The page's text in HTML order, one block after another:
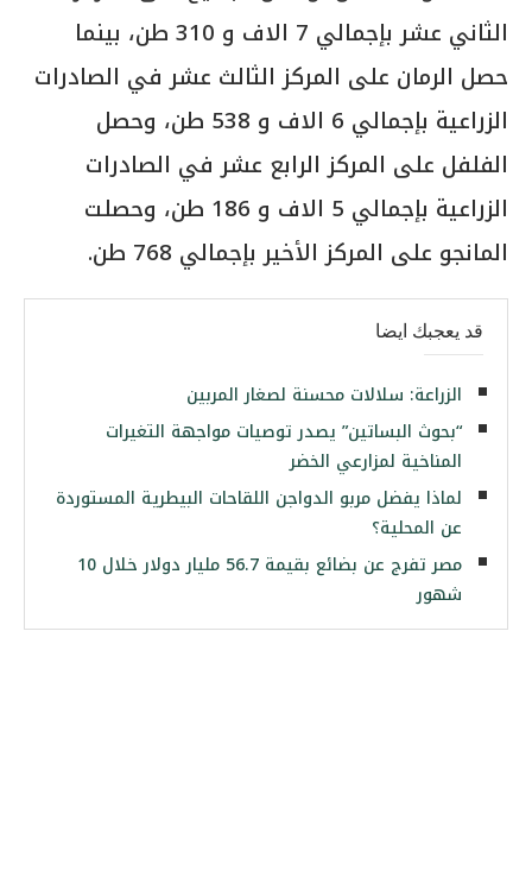
الثاني عشر بإجمالي 7 الاف و 310 طن، بينما
حصل الرمان على المركز الثالث عشر في الصادرات
الزراعية بإجمالي 6 الاف و 538 طن، وحصل
الفلفل على المركز الرابع عشر في الصادرات
الزراعية بإجمالي 5 الاف و 186 طن، وحصلت
المانجو على المركز الأخير بإجمالي 768 طن.
قد يعجبك ايضا
الزراعة: سلالات محسنة لصغار المربين
“بحوث البساتين” يصدر توصيات مواجهة التغيرات
المناخية لمزارعي الخضر
لماذا يفضل مربو الدواجن اللقاحات البيطرية المستوردة
عن المحلية؟
مصر تفرج عن بضائع بقيمة 56.7 مليار دولار خلال 10
شهور